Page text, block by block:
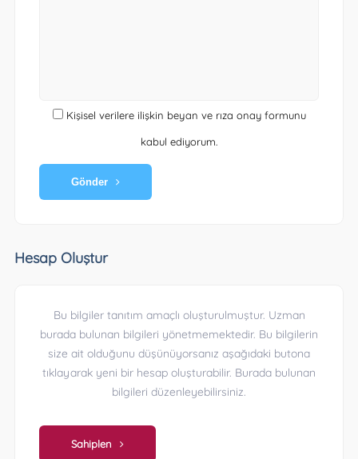
Kişisel verilere ilişkin beyan ve rıza onay formunu
kabul ediyorum.
Gönder
Hesap Oluştur
Bu bilgiler tanıtım amaçlı oluşturulmuştur. Uzman
burada bulunan bilgileri yönetmemektedir. Bu bilgilerin
size ait olduğunu düşünüyorsanız aşağıdaki butona
tıklayarak yeni bir hesap oluşturabilir. Burada bulunan
bilgileri düzenleyebilirsiniz.
Sahiplen